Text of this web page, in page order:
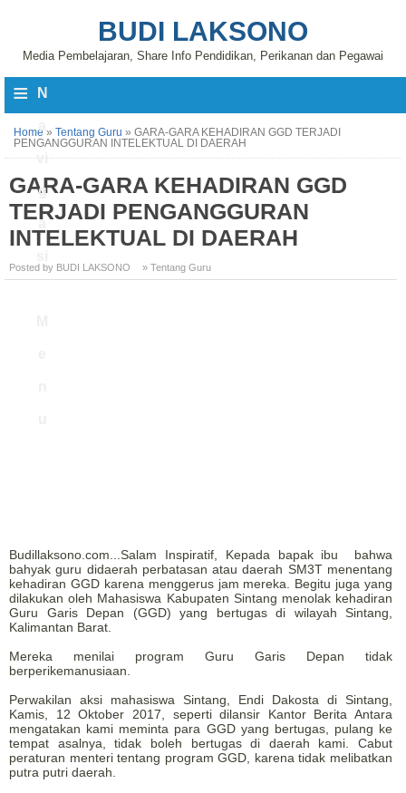
BUDI LAKSONO
Media Pembelajaran, Share Info Pendidikan, Perikanan dan Pegawai
≡ N
vi
g
a
Home » Tentang Guru » GARA-GARA KEHADIRAN GGD TERJADI
PENGANGGURAN INTELEKTUAL DI DAERAH
GARA-GARA KEHADIRAN GGD
TERJADI PENGANGGURAN
INTELEKTUAL DI DAERAH
Posted by BUDI LAKSONO » Tentang Guru
Budillaksono.com...Salam Inspiratif, Kepada bapak ibu bahwa
bahyak guru didaerah perbatasan atau daerah SM3T menentang
kehadiran GGD karena menggerus jam mereka. Begitu juga yang
dilakukan oleh Mahasiswa Kabupaten Sintang menolak kehadiran
Guru Garis Depan (GGD) yang bertugas di wilayah Sintang,
Kalimantan Barat.
Mereka menilai program Guru Garis Depan tidak
berperikemanusiaan.
Perwakilan aksi mahasiswa Sintang, Endi Dakosta di Sintang,
Kamis, 12 Oktober 2017, seperti dilansir Kantor Berita Antara
mengatakan kami meminta para GGD yang bertugas, pulang ke
tempat asalnya, tidak boleh bertugas di daerah kami. Cabut
peraturan menteri tentang program GGD, karena tidak melibatkan
putra putri daerah.